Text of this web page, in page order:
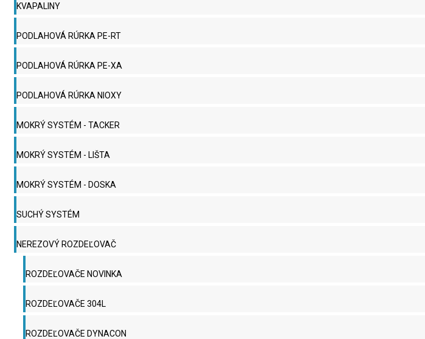
KVAPALINY
PODLAHOVÁ RÚRKA PE-RT
PODLAHOVÁ RÚRKA PE-XA
PODLAHOVÁ RÚRKA NIOXY
MOKRÝ SYSTÉM - TACKER
MOKRÝ SYSTÉM - LIŠTA
MOKRÝ SYSTÉM - DOSKA
SUCHÝ SYSTÉM
NEREZOVÝ ROZDEĽOVAČ
ROZDEĽOVAČE NOVINKA
ROZDEĽOVAČE 304L
ROZDEĽOVAČE DYNACON